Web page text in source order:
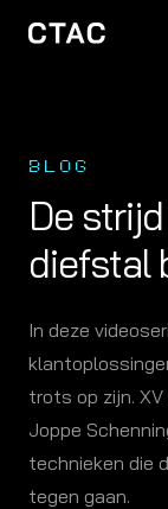
BLOG
De
diefstal
In deze
trots op zijn.
Joppe
technieken die
tegen gaan.